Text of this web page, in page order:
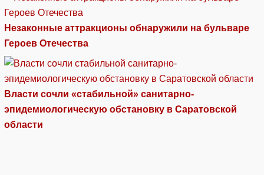
Незаконные аттракционы обнаружили на бульваре
Героев Отечества
Власти сочли «стабильной» санитарно-
эпидемиологическую обстановку в Саратовской
области